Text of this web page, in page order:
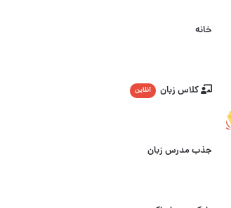
خانه
کلاس زبان آنلاین
جذب مدرس زبان